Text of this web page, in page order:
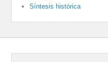
Síntesis histórica